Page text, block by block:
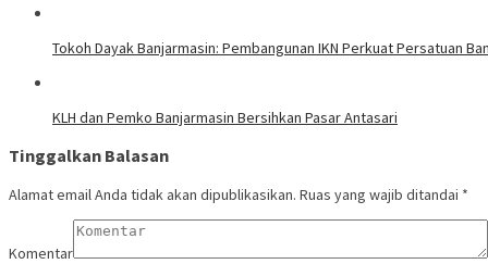
Tokoh Dayak Banjarmasin: Pembangunan IKN Perkuat Persatuan
KLH dan Pemko Banjarmasin Bersihkan Pasar Antasari
Tinggalkan Balasan
Alamat email Anda tidak akan dipublikasikan. Ruas yang wajib ditandai *
Komentar